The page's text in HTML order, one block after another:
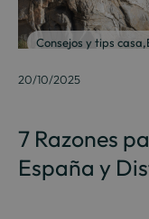
Consejos y tips casa,
20/10/2025
7 Razones
España y